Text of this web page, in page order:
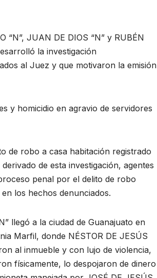
“N”, JUAN DE DIOS “N” y RUBÉN
la investigación
al Juez y que motivaron la emisión
y homicidio en agravio de servidores
de robo a casa habitación registrado
de esta investigación, agentes
penal por el delito de robo
los hechos denunciados.
llegó a la ciudad de Guanajuato en
Marfil, donde NÉSTOR DE JESÚS
al inmueble y con lujo de violencia,
físicamente, lo despojaron de dinero